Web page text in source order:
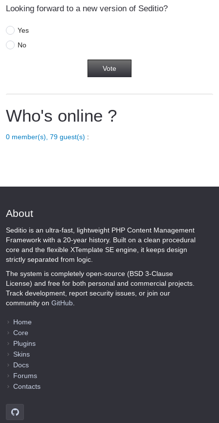
Looking forward to a new version of Seditio?
Yes
No
Who's online ?
0 member(s), 79 guest(s) :
About
Seditio is an ultra-fast, lightweight PHP Content Management
Framework with a 20-year history. Built on a clean procedural
core and the flexible XTemplate SE engine, it keeps design
strictly separated from logic.
The system is completely open-source (BSD 3-Clause
License) and free for both personal and commercial projects.
Track development, report security issues, or join our
community on GitHub
Home
Core
Plugins
Skins
Docs
Forums
Contacts